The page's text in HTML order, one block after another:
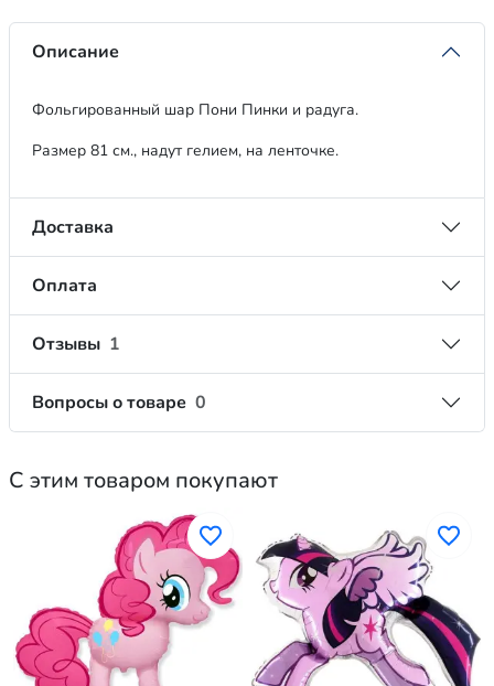
Описание
Фольгированный шар Пони Пинки и радуга.
Размер 81 см., надут гелием, на ленточке.
Доставка
Оплата
Отзывы 1
Вопросы о товаре 0
С этим товаром покупают